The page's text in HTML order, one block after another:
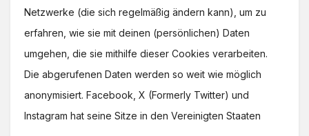
Netzwerke (die sich regelmäßig ändern kann), um zu
erfahren, wie sie mit deinen (persönlichen) Daten
umgehen, die sie mithilfe dieser Cookies verarbeiten.
Die abgerufenen Daten werden so weit wie möglich
anonymisiert. Facebook, X (Formerly Twitter) und
Instagram hat seine Sitze in den Vereinigten Staaten